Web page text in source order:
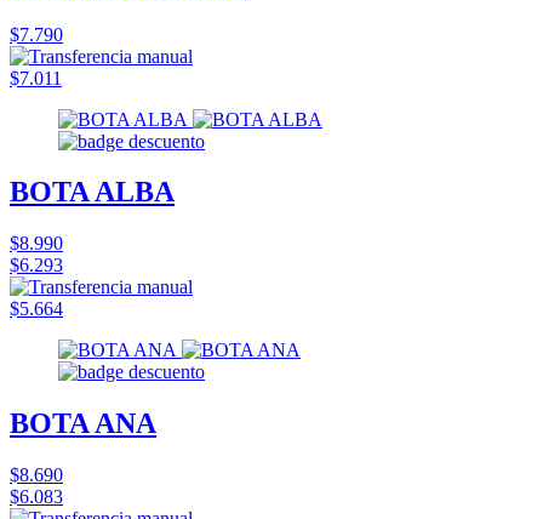
$7.790
$7.011
BOTA ALBA
$8.990
$6.293
$5.664
BOTA ANA
$8.690
$6.083